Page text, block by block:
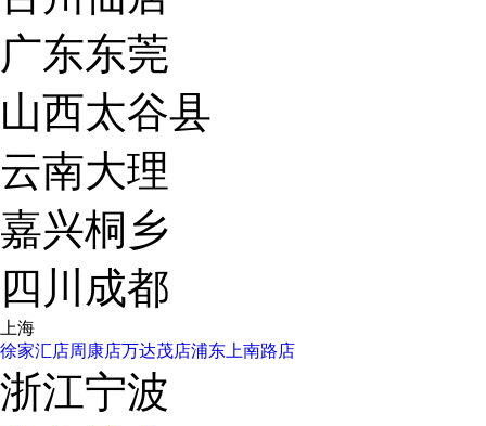
广东东莞
山西太谷县
云南大理
嘉兴桐乡
四川成都
上海
徐家汇店周康店万达茂店浦东上南路店
浙江宁波